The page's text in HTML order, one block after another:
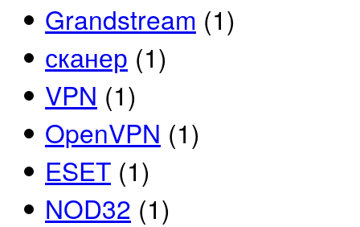
Grandstream (1)
сканер (1)
VPN (1)
OpenVPN (1)
ESET (1)
NOD32 (1)